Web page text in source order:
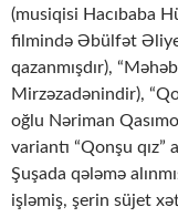
(musiqisi Hacıbaba
filmində Əbülfət
qazanmışdır),
Mirzəzadənindir),
oğlu Nəriman
variantı “Qonşu
Şuşada qələmə
işləmiş, şerin süjet